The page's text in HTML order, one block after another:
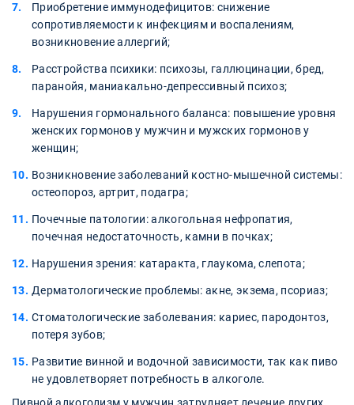
Приобретение иммунодефицитов: снижение
сопротивляемости к инфекциям и воспалениям,
возникновение аллергий;
Расстройства психики: психозы, галлюцинации, бред,
паранойя, маниакально-депрессивный психоз;
Нарушения гормонального баланса: повышение уровня
женских гормонов у мужчин и мужских гормонов у
женщин;
Возникновение заболеваний костно-мышечной системы:
остеопороз, артрит, подагра;
Почечные патологии: алкогольная нефропатия,
почечная недостаточность, камни в почках;
Нарушения зрения: катаракта, глаукома, слепота;
Дерматологические проблемы: акне, экзема, псориаз;
Стоматологические заболевания: кариес, пародонтоз,
потеря зубов;
Развитие винной и водочной зависимости, так как пиво
не удовлетворяет потребность в алкоголе.